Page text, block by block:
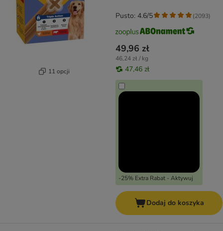
11 opcji
49,96 zł
46,24 zł / kg
47,46 zł
-25% Extra Rabat - Aktywuj
Pusto: 4.6/5 (2093)
Dodaj do koszyka